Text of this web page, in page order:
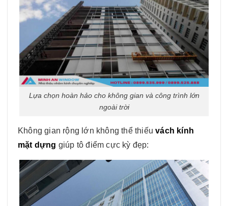
Lựa chọn hoàn hảo cho không gian và công trình lớn
ngoài trời
Không gian rộng lớn không thể thiếuvách kính
mặt dựng giúp tô điểm cực kỳ đẹp: